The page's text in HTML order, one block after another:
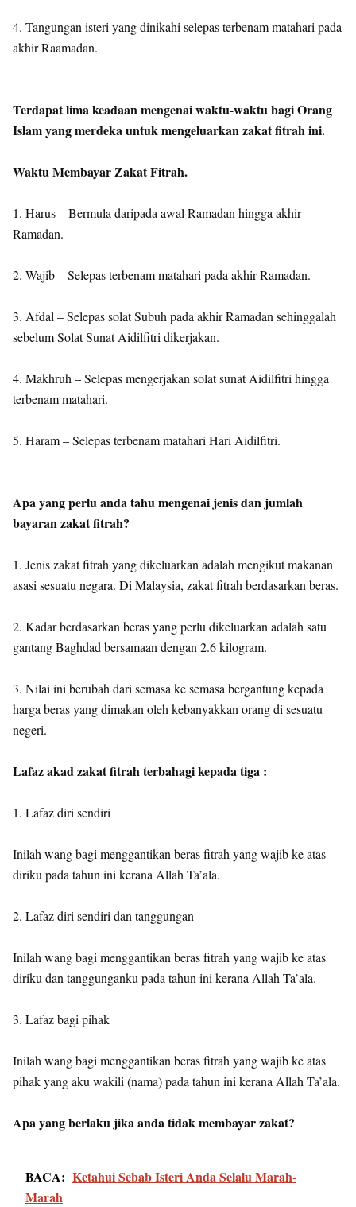
4. Tangungan isteri yang dinikahi selepas terbenam matahari pada
akhir Raamadan.
Terdapat lima keadaan mengenai waktu-waktu bagi Orang
Islam yang merdeka untuk mengeluarkan zakat fitrah ini.
Waktu Membayar Zakat Fitrah.
1. Harus – Bermula daripada awal Ramadan hingga akhir
Ramadan.
2. Wajib – Selepas terbenam matahari pada akhir Ramadan.
3. Afdal – Selepas solat Subuh pada akhir Ramadan sehinggalah
sebelum Solat Sunat Aidilfitri dikerjakan.
4. Makhruh – Selepas mengerjakan solat sunat Aidilfitri hingga
terbenam matahari.
5. Haram – Selepas terbenam matahari Hari Aidilfitri.
Apa yang perlu anda tahu mengenai jenis dan jumlah
bayaran zakat fitrah?
1. Jenis zakat fitrah yang dikeluarkan adalah mengikut makanan
asasi sesuatu negara. Di Malaysia, zakat fitrah berdasarkan beras.
2. Kadar berdasarkan beras yang perlu dikeluarkan adalah satu
gantang Baghdad bersamaan dengan 2.6 kilogram.
3. Nilai ini berubah dari semasa ke semasa bergantung kepada
harga beras yang dimakan oleh kebanyakkan orang di sesuatu
negeri.
Lafaz akad zakat fitrah terbahagi kepada tiga :
1. Lafaz diri sendiri
Inilah wang bagi menggantikan beras fitrah yang wajib ke atas
diriku pada tahun ini kerana Allah Ta’ala.
2. Lafaz diri sendiri dan tanggungan
Inilah wang bagi menggantikan beras fitrah yang wajib ke atas
diriku dan tanggunganku pada tahun ini kerana Allah Ta’ala.
3. Lafaz bagi pihak
Inilah wang bagi menggantikan beras fitrah yang wajib ke atas
pihak yang aku wakili (nama) pada tahun ini kerana Allah Ta’ala.
Apa yang berlaku jika anda tidak membayar zakat?
BACA: Ketahui Sebab Isteri Anda Selalu Marah-
Marah